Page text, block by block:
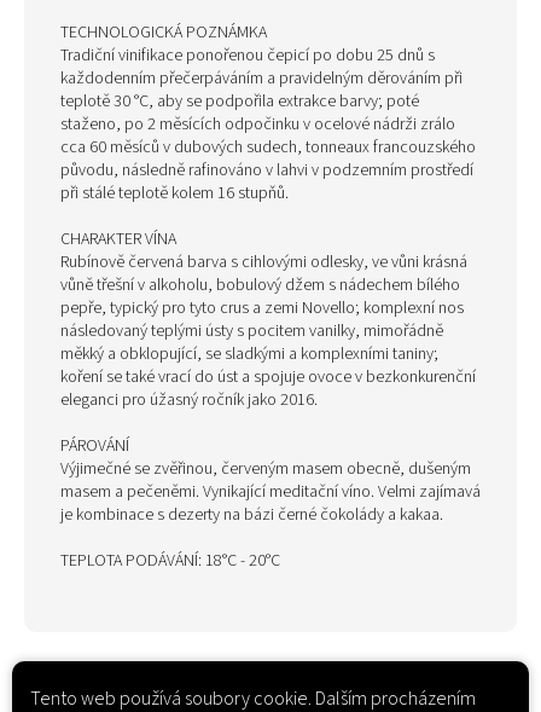
Tento web používá soubory cookie. Dalším procházením
TECHNOLOGICKÁ POZNÁMKA
Tradiční vinifikace ponořenou čepicí po dobu 25 dnů s
každodenním přečerpáváním a pravidelným děrováním při
teplotě 30 °C, aby se podpořila extrakce barvy; poté
staženo, po 2 měsících odpočinku v ocelové nádrži zrálo
cca 60 měsíců v dubových sudech, tonneaux francouzského
původu, následně rafinováno v lahvi v podzemním prostředí
při stálé teplotě kolem 16 stupňů.
CHARAKTER VÍNA
Rubínově červená barva s cihlovými odlesky, ve vůni krásná
vůně třešní v alkoholu, bobulový džem s nádechem bílého
pepře, typický pro tyto crus a zemi Novello; komplexní nos
následovaný teplými ústy s pocitem vanilky, mimořádně
měkký a obklopující, se sladkými a komplexními taniny;
koření se také vrací do úst a spojuje ovoce v bezkonkurenční
eleganci pro úžasný ročník jako 2016.
PÁROVÁNÍ
Výjimečné se zvěřinou, červeným masem obecně, dušeným
masem a pečeněmi. Vynikající meditační víno. Velmi zajímavá
je kombinace s dezerty na bázi černé čokolády a kakaa.
TEPLOTA PODÁVÁNÍ: 18°C ​​- 20°C